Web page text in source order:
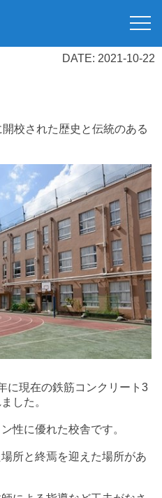
DATE: 2021-10-22
校された歴史と伝統のある
に現在の鉄筋コンクリート3
した。
性に優れた校舎です。
所と終焉を迎えた場所があ